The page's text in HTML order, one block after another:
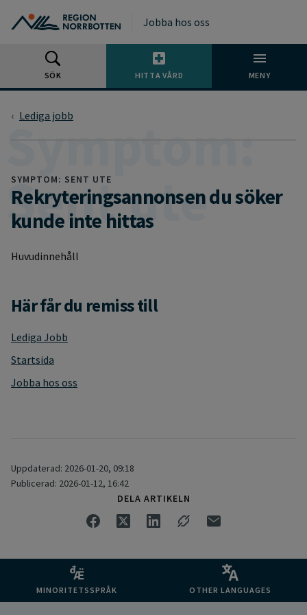
Jobba hos oss
SÖK HITTA VÅRD MENY
Lediga jobb
SYMPTOM: SENT UTE
Rekryteringsannonsen du söker
kunde inte hittas
Huvudinnehåll
Här får du remiss till
Lediga Jobb
Startsida
Jobba hos oss
Uppdaterad: 2026-01-20, 09:18
Publicerad: 2026-01-12, 16:42
DELA ARTIKELN
MINORITETSSPRÅK OTHER LANGUAGES